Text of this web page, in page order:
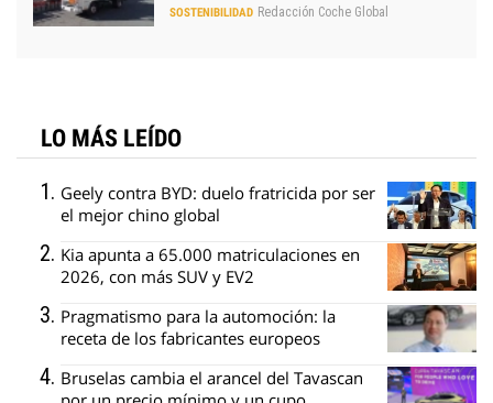
SOSTENIBILIDAD Redacción Coche Global
LO MÁS LEÍDO
Geely contra BYD: duelo fratricida por ser
el mejor chino global
Kia apunta a 65.000 matriculaciones en
2026, con más SUV y EV2
Pragmatismo para la automoción: la
receta de los fabricantes europeos
Bruselas cambia el arancel del Tavascan